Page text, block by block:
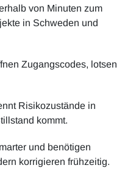
von Minuten zum
in Schweden und
Zugangscodes, lotsen
Risikozustände in
kommt.
und benötigen
korrigieren frühzeitig.